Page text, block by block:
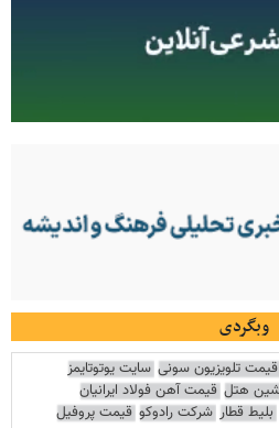
وبگردی
قیمت تلویزیون سونی سایت یوتوتایمز
هتل قیمت آهن فولاد ایرانیان
بلیط قطار شرکت رادوکو قیمت پروفیل